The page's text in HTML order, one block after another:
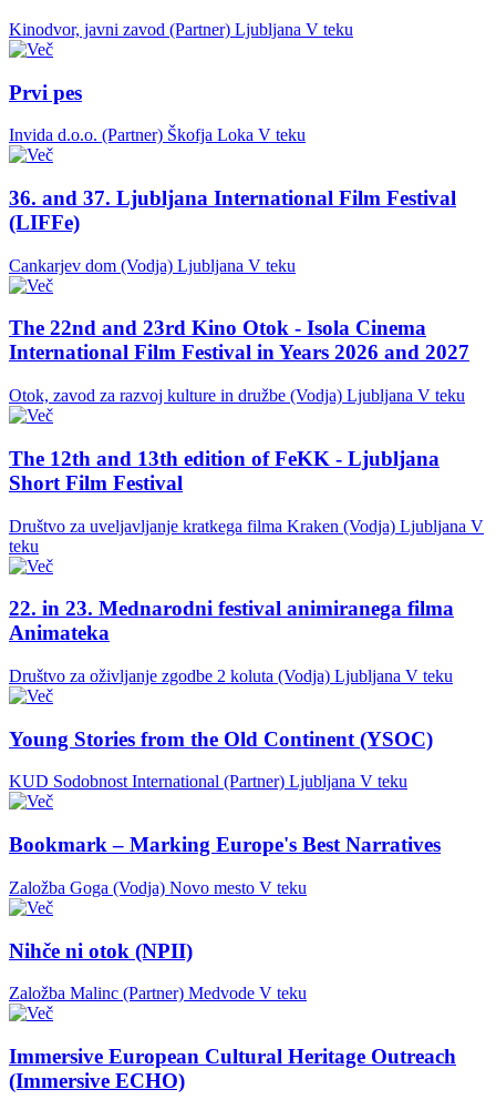
Kinodvor, javni zavod (Partner) Ljubljana V teku
Prvi pes
Invida d.o.o. (Partner) Škofja Loka V teku
36. and 37. Ljubljana International Film Festival
(LIFFe)
Cankarjev dom (Vodja) Ljubljana V teku
The 22nd and 23rd Kino Otok - Isola Cinema
International Film Festival in Years 2026 and 2027
Otok, zavod za razvoj kulture in družbe (Vodja) Ljubljana V teku
The 12th and 13th edition of FeKK - Ljubljana
Short Film Festival
Društvo za uveljavljanje kratkega filma Kraken (Vodja) Ljubljana V
teku
22. in 23. Mednarodni festival animiranega filma
Animateka
Društvo za oživljanje zgodbe 2 koluta (Vodja) Ljubljana V teku
Young Stories from the Old Continent (YSOC)
KUD Sodobnost International (Partner) Ljubljana V teku
Bookmark – Marking Europe's Best Narratives
Založba Goga (Vodja) Novo mesto V teku
Nihče ni otok (NPII)
Založba Malinc (Partner) Medvode V teku
Immersive European Cultural Heritage Outreach
(Immersive ECHO)